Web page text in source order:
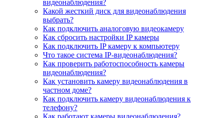
видеонаблюдения?
Какой жесткий диск для видеонаблюдения
выбрать?
Как подключить аналоговую видеокамеру
Как сбросить настройки IP камеры
Как подключить IP камеру к компьютеру
Что такое система IP-видеонаблюдения?
Как проверить работоспособность камеры
видеонаблюдения?
Как установить камеру видеонаблюдения в
частном доме?
Как подключить камеру видеонаблюдения к
телефону?
Как работают камеры видеонаблюдения?